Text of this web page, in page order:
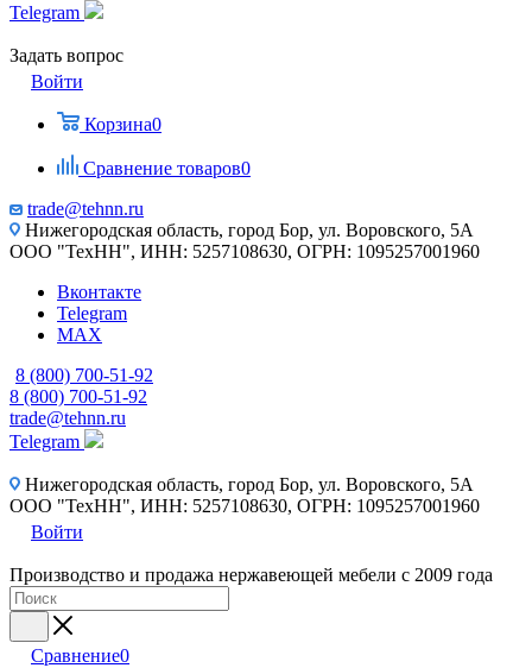
Telegram
Задать вопрос
Войти
Корзина0
Сравнение товаров0
trade@tehnn.ru
Нижегородская область, город Бор, ул. Воровского, 5А
ООО "ТехНН", ИНН: 5257108630, ОГРН: 1095257001960
Вконтакте
Telegram
MAX
8 (800) 700-51-92
8 (800) 700-51-92
trade@tehnn.ru
Telegram
Нижегородская область, город Бор, ул. Воровского, 5А
ООО "ТехНН", ИНН: 5257108630, ОГРН: 1095257001960
Войти
Производство и продажа нержавеющей мебели с 2009 года
Сравнение0